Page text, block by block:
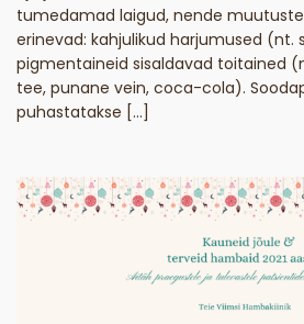
tumedamad laigud, nende
erinevad: kahjulikud harjumused (nt.
pigmentaineid sisaldavad toitained
tee, punane vein, coca-cola).
puhastatakse […]